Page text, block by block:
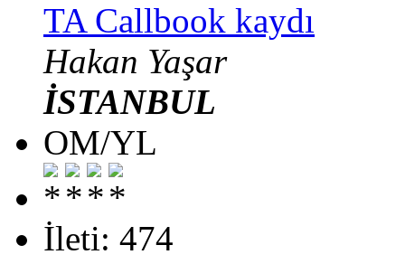
TA Callbook kaydı
Hakan Yaşar
İSTANBUL
OM/YL
İleti: 474